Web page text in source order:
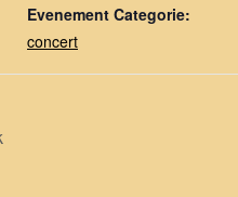
Evenement Categorie:
concert